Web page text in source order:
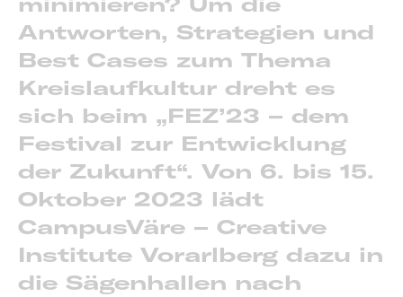
Antworten, Strategien und
Best Cases zum Thema
Kreislaufkultur dreht es
sich beim „FEZ’23 – dem
Festival zur Entwicklung
der Zukunft“. Von 6. bis 15.
Oktober 2023 lädt
CampusVäre – Creative
Institute Vorarlberg dazu in
die Sägenhallen nach